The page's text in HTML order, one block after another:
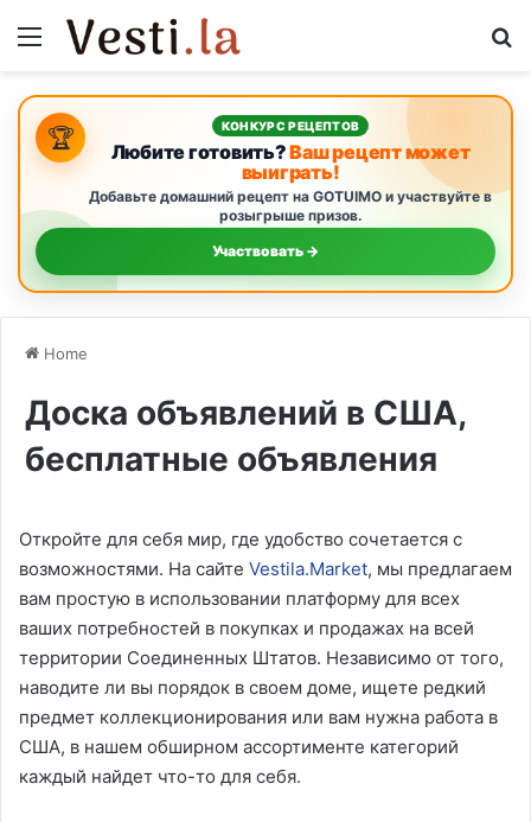
Menu
🏆 КОНКУРС РЕЦЕПТОВ
Любите готовить?Ваш рецепт может
выиграть!
Добавьте домашний рецепт на GOTUIMO и участвуйте в
розыгрыше призов.
Участвовать →
Home
Доска объявлений в США,
бесплатные объявления
Откройте для себя мир, где удобство сочетается с
возможностями. На сайте Vestila.Market, мы предлагаем
вам простую в использовании платформу для всех
ваших потребностей в покупках и продажах на всей
территории Соединенных Штатов. Независимо от того,
наводите ли вы порядок в своем доме, ищете редкий
предмет коллекционирования или вам нужна работа в
США, в нашем обширном ассортименте категорий
каждый найдет что-то для себя.